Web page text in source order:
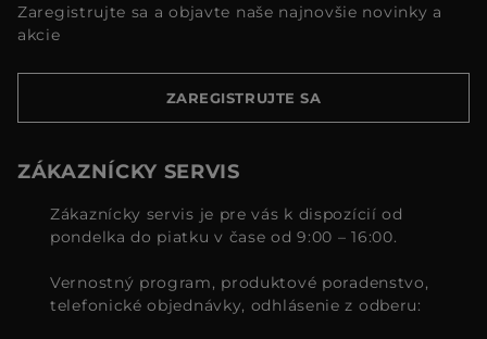
Zaregistrujte sa a objavte naše najnovšie novinky a
akcie
ZAREGISTRUJTE SA
ZÁKAZNÍCKY SERVIS
Zákaznícky servis je pre vás k dispozícií od
pondelka do piatku v čase od 9:00 – 16:00.
Vernostný program, produktové poradenstvo,
telefonické objednávky, odhlásenie z odberu: